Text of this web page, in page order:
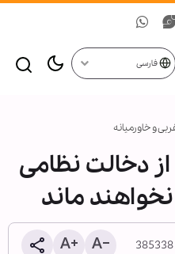
فارسی
و خاورمیانه
دخالت نظامی
ماند